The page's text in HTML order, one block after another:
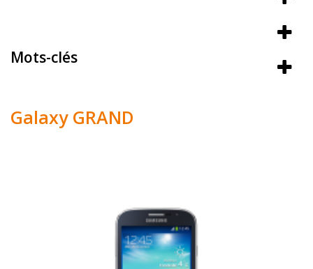
Mots-clés
Galaxy GRAND